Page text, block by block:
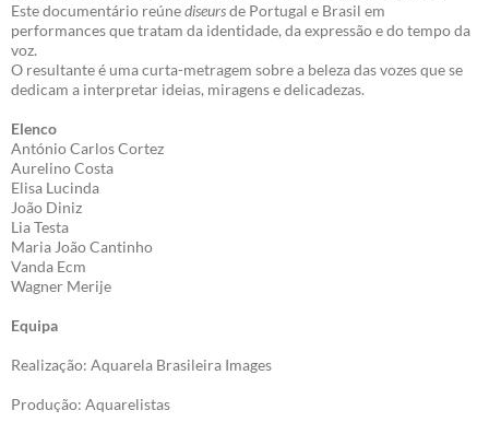
Este documentário reúnediseursde Portugal e Brasil em
performances que tratam da identidade, da expressão e do tempo da
voz.
O resultante é uma curta-metragem sobre a beleza das vozes que se
dedicam a interpretar ideias, miragens e delicadezas.
Elenco
António Carlos Cortez
Aurelino Costa
Elisa Lucinda
João Diniz
Lia Testa
Maria João Cantinho
Vanda Ecm
Wagner Merije
Equipa
Realização: Aquarela Brasileira Images
Produção: Aquarelistas